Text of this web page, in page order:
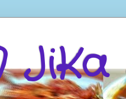
JiKa